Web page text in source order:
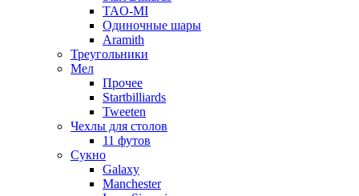
TAO-MI
Одиночные шары
Aramith
Треугольники
Мел
Прочее
Startbilliards
Tweeten
Чехлы для столов
11 футов
Сукно
Galaxy
Manchester